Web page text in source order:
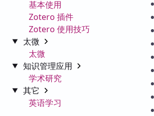
基本使用
Zotero 插件
Zotero 使用技巧
太微
太微
知识管理应用
学术研究
其它
英语学习